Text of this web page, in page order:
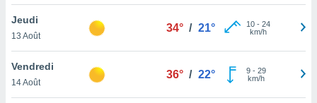
ainsi
un
la
du
Jeudi
13 Août
34° / 21° 10- 24
km/h
Vendredi
14 Août
36° / 22° 9- 29
km/h